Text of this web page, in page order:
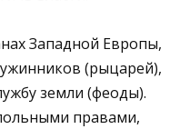
Западной Европы,
(рыцарей),
земли (феоды).
правами,